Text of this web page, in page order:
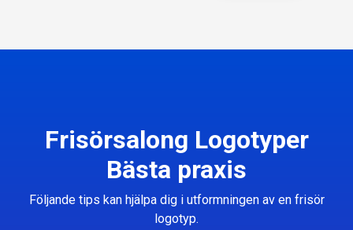
Frisörsalong Logotyper
Bästa praxis
Följande tips kan hjälpa dig i utformningen av en frisör
logotyp.